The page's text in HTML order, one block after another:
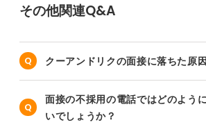
その他関連Q&A
クーアンドリクの面接に落ちた原
面接の不採用の電話ではどのよう
いでしょうか？